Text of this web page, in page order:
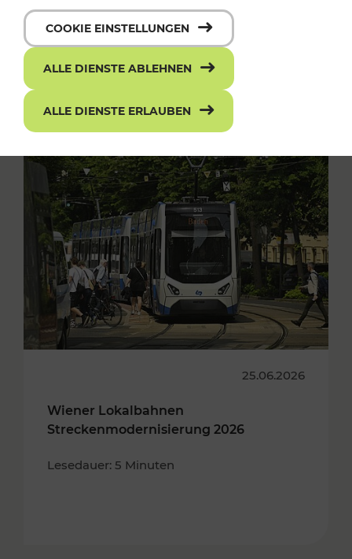
25.06.2026
Wiener Lokalbahnen
Streckenmodernisierung 2026
Lesedauer: 5 Minuten
COOKIE EINSTELLUNGEN
ALLE DIENSTE ABLEHNEN
ALLE DIENSTE ERLAUBEN